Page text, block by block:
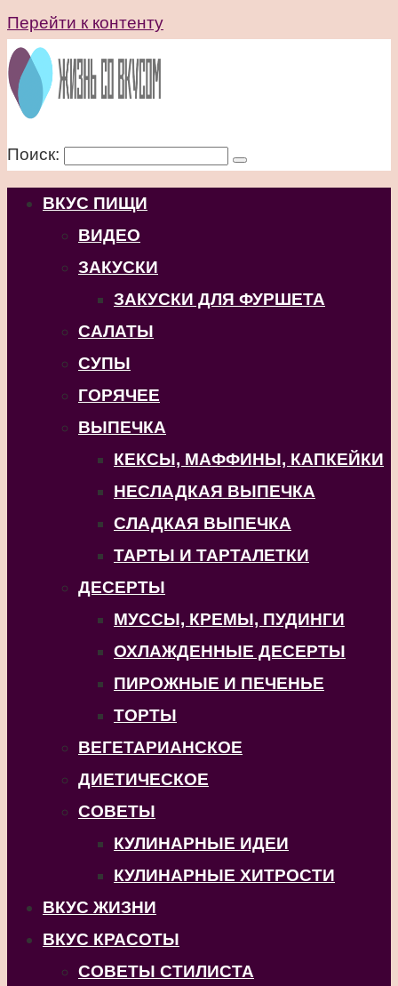
Перейти к контенту
Поиск:
ВКУС ПИЩИ
ВИДЕО
ЗАКУСКИ
ЗАКУСКИ ДЛЯ ФУРШЕТА
САЛАТЫ
СУПЫ
ГОРЯЧЕЕ
ВЫПЕЧКА
КЕКСЫ, МАФФИНЫ, КАПКЕЙКИ
НЕСЛАДКАЯ ВЫПЕЧКА
СЛАДКАЯ ВЫПЕЧКА
ТАРТЫ И ТАРТАЛЕТКИ
ДЕСЕРТЫ
МУССЫ, КРЕМЫ, ПУДИНГИ
ОХЛАЖДЕННЫЕ ДЕСЕРТЫ
ПИРОЖНЫЕ И ПЕЧЕНЬЕ
ТОРТЫ
ВЕГЕТАРИАНСКОЕ
ДИЕТИЧЕСКОЕ
СОВЕТЫ
КУЛИНАРНЫЕ ИДЕИ
КУЛИНАРНЫЕ ХИТРОСТИ
ВКУС ЖИЗНИ
ВКУС КРАСОТЫ
СОВЕТЫ СТИЛИСТА